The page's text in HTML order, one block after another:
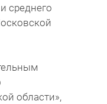
среднего
области»,